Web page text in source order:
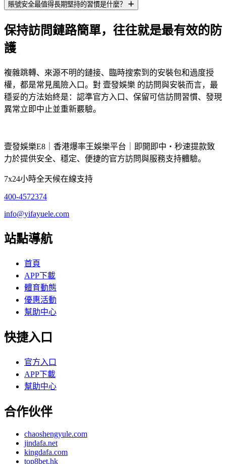
賬號安全最值得長期堅持的習慣是什麼？
保持訪問鏈路簡單，往往就是最有效的防
護
複雜跳轉、來源不明的鏈接、臨時搜索到的安裝包和過度授
權，都是常見風險入口。對 壹發娛樂 的訪問與安裝而言，最
穩妥的方法始終是：認準官方入口、保留可信訪問習慣、發現
異常立即中止並重新覈驗。
壹發娛樂E8｜香港爆率王娛樂平台｜即開即中・秒速提款致
力於提供安全、穩定、便捷的官方訪問與服務支持體驗。
7x24小時全天候在線支持
400-4572374
info@yifayuele.com
站點導航
首頁
APP下載
體育動態
優惠活動
幫助中心
快捷入口
官方入口
APP下載
幫助中心
合作伙伴
chaoshengyule.com
jindafa.net
kingdafa.com
top8bet.hk